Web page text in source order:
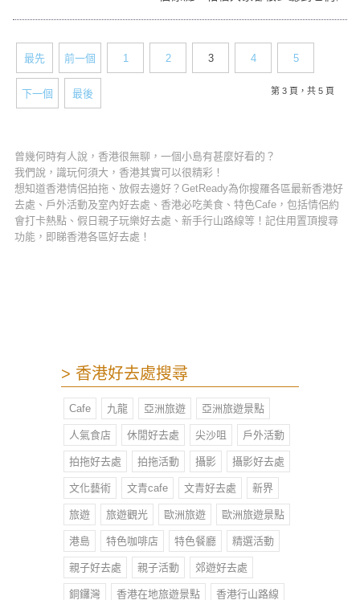
最先 前一個 1 2 3 4 5
下一個 最後 第 3 頁，共 5 頁
曾幾何時有人說，香港很無聊，一個小島有甚麼好看的？
我們說，識玩何須大，香港其實可以很精彩！
想知道香港情侶拍拖、放假去邊好？GetReady為你搜羅各區最新香港好
去處、戶外活動及室內好去處、香港必吃美食、特色Cafe，包括情侶約
會打卡熱點、假日親子玩樂好去處、新手行山路線等！記住用置頂搜尋
功能，即睇香港各區好去處！
> 香港好去處搜尋
Cafe 九龍 亞洲旅遊 亞洲旅遊景點
人氣食店 休閒好去處 尖沙咀 戶外活動
拍拖好去處 拍拖活動 攝影 攝影好去處
文化藝術 文青cafe 文青好去處 新界
旅遊 旅遊觀光 歐洲旅遊 歐洲旅遊景點
港島 特色咖啡店 特色餐廳 精選活動
親子好去處 親子活動 郊遊好去處
銅鑼灣 香港在地旅遊景點 香港行山路線